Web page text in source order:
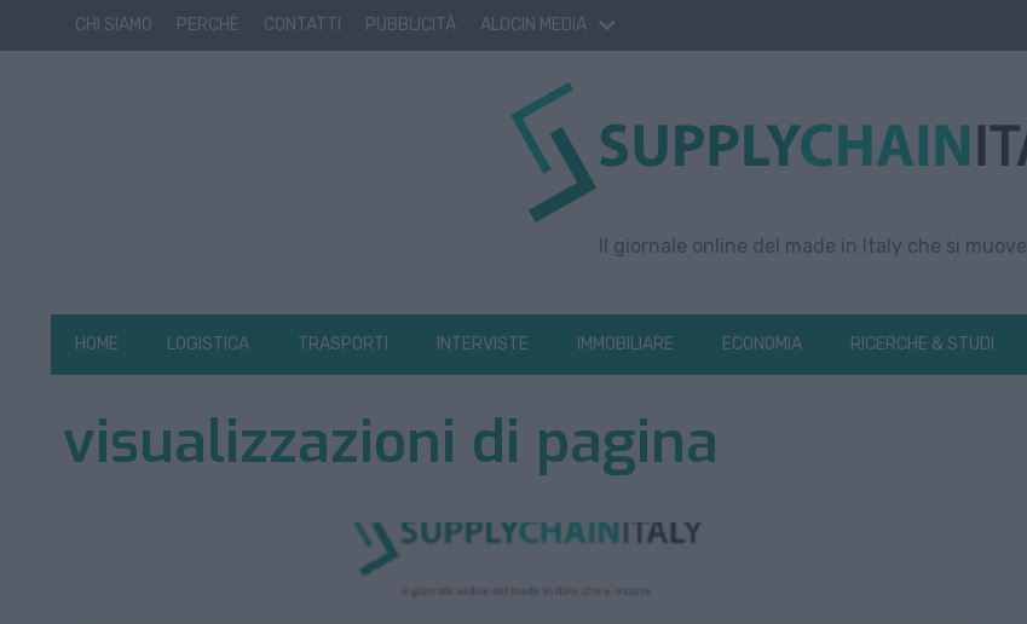
CHI SIAMO PERCHÈ CONTATTI PUBBLICITÀ ALOCIN MEDIA
Il giornale online del made in Italy che si muove
HOME LOGISTICA TRASPORTI INTERVISTE IMMOBILIARE ECONOMIA RICERCHE & STUDI
visualizzazioni di pagina